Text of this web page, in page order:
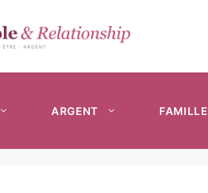
ARGENT FAMILLE